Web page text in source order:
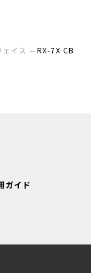
ェイス RX-7X CB
ガイド